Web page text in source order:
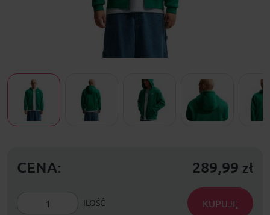
CENA: 289,99 zł
ILOŚĆ KUPUJĘ